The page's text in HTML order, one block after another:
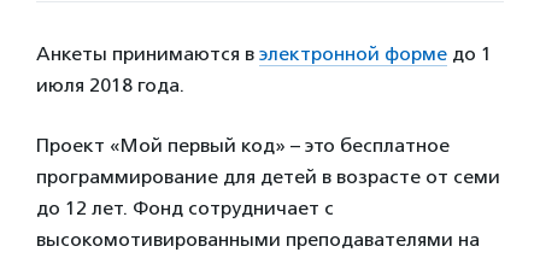
Анкеты принимаются в электронной форме до 1
июля 2018 года.
Проект «Мой первый код» – это бесплатное
программирование для детей в возрасте от семи
до 12 лет. Фонд сотрудничает с
высокомотивированными преподавателями на